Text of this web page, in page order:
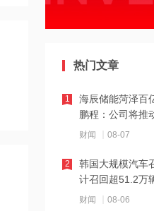
伯克希尔哈撒韦
美国法院紧急叫
19:42
阿联酋称该国一
19:41
泽连斯基：美国
热门文章
海辰储能菏泽百
鹏程：公司将推
交付
财闻 08-07
1
韩国大规模汽车
计召回超51.2万
财闻 08-06
2